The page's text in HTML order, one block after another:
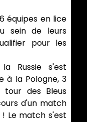
équipes en lice
sein de leurs
pour les
Russie s'est
à la Pologne, 3
des Bleus
d'un match
Le match s'est